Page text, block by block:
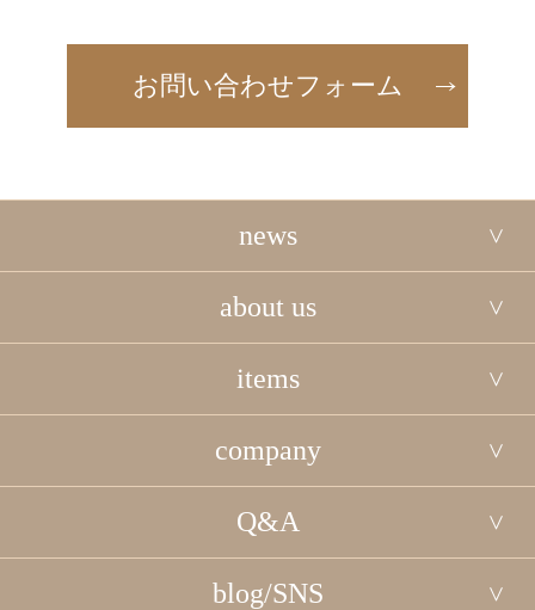
お問い合わせフォーム
news
about us
items
company
Q&A
blog/SNS